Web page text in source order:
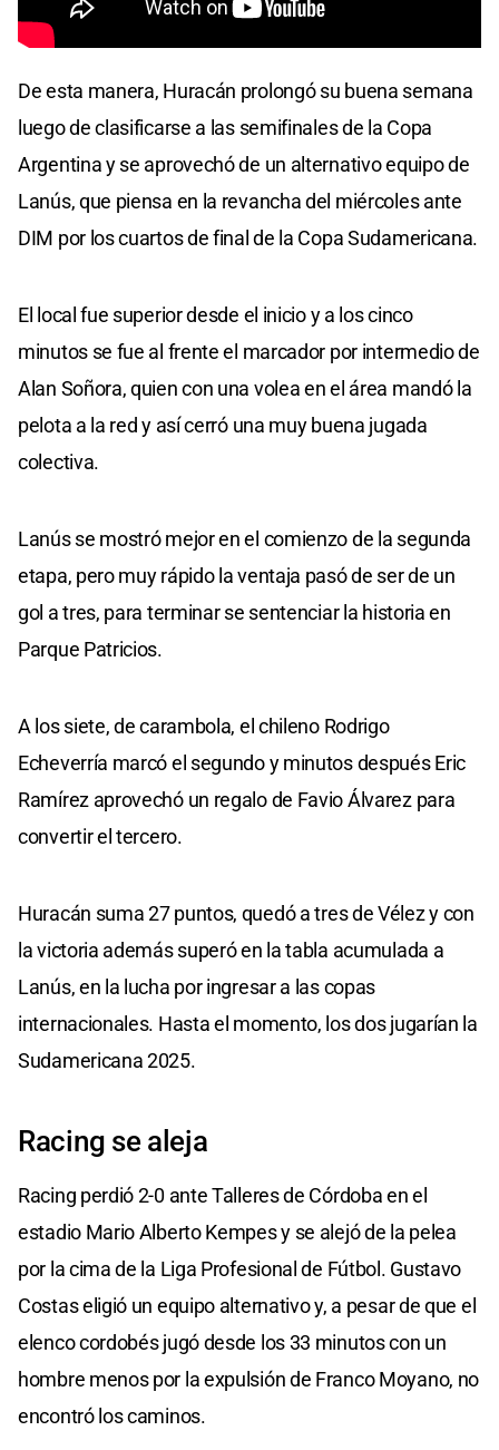
De esta manera, Huracán prolongó su buena semana
luego de clasificarse a las semifinales de la Copa
Argentina y se aprovechó de un alternativo equipo de
Lanús, que piensa en la revancha del miércoles ante
DIM por los cuartos de final de la Copa Sudamericana.
El local fue superior desde el inicio y a los cinco
minutos se fue al frente el marcador por intermedio de
Alan Soñora, quien con una volea en el área mandó la
pelota a la red y así cerró una muy buena jugada
colectiva.
Lanús se mostró mejor en el comienzo de la segunda
etapa, pero muy rápido la ventaja pasó de ser de un
gol a tres, para terminar se sentenciar la historia en
Parque Patricios.
A los siete, de carambola, el chileno Rodrigo
Echeverría marcó el segundo y minutos después Eric
Ramírez aprovechó un regalo de Favio Álvarez para
convertir el tercero.
Huracán suma 27 puntos, quedó a tres de Vélez y con
la victoria además superó en la tabla acumulada a
Lanús, en la lucha por ingresar a las copas
internacionales. Hasta el momento, los dos jugarían la
Sudamericana 2025.
Racing se aleja
Racing perdió 2-0 ante Talleres de Córdoba en el
estadio Mario Alberto Kempes y se alejó de la pelea
por la cima de la Liga Profesional de Fútbol. Gustavo
Costas eligió un equipo alternativo y, a pesar de que el
elenco cordobés jugó desde los 33 minutos con un
hombre menos por la expulsión de Franco Moyano, no
encontró los caminos.